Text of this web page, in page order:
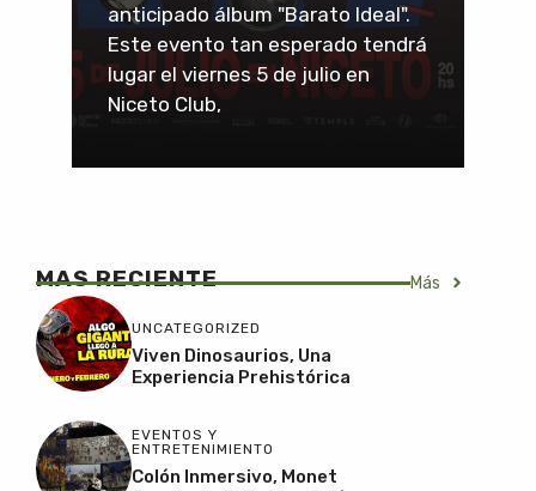
anticipado álbum "Barato Ideal".
Este evento tan esperado tendrá
lugar el viernes 5 de julio en
Niceto Club,
MAS RECIENTE Más
UNCATEGORIZED
Viven Dinosaurios, Una
Experiencia Prehistórica
EVENTOS Y
ENTRETENIMIENTO
Colón Inmersivo, Monet